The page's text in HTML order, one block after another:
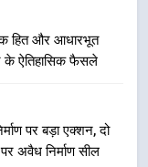
हित और आधारभूत
के ऐतिहासिक फैसले
पर बड़ा एक्शन, दो
अवैध निर्माण सील
प्राथमिकता, आने
पदों पर की जाएगी
कॉरिडोर से जुड़ी
परियोजना